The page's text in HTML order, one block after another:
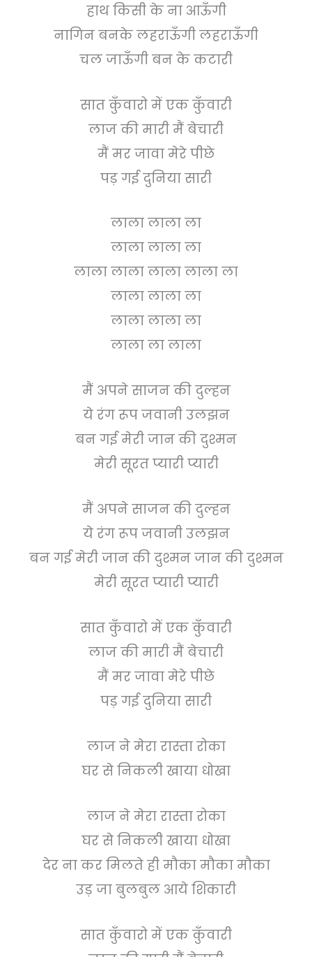
हाथ किसी के ना आऊँगी
नागिन बनके लहराऊँगी लहराऊँगी
चल जाऊँगी बन के कटारी
सात कुँवारो में एक कुँवारी
लाज की मारी मैं बेचारी
मैं मर जावा मेरे पीछे
पड़ गई दुनिया सारी
लाला लाला ला
लाला लाला ला
लाला लाला लाला लाला ला
लाला लाला ला
लाला लाला ला
लाला ला लाला
मैं अपने साजन की दुल्हन
ये रंग रूप जवानी उलझन
बन गई मेरी जान की दुश्मन
मेरी सूरत प्यारी प्यारी
मैं अपने साजन की दुल्हन
ये रंग रूप जवानी उलझन
बन गई मेरी जान की दुश्मन जान की दुश्मन
मेरी सूरत प्यारी प्यारी
सात कुँवारो में एक कुँवारी
लाज की मारी मैं बेचारी
मैं मर जावा मेरे पीछे
पड़ गई दुनिया सारी
लाज ने मेरा रास्ता रोका
घर से निकली खाया धोखा
लाज ने मेरा रास्ता रोका
घर से निकली खाया धोखा
देर ना कर मिलते ही मौका मौका मौका
उड़ जा बुलबुल आये शिकारी
सात कुँवारो में एक कुँवारी